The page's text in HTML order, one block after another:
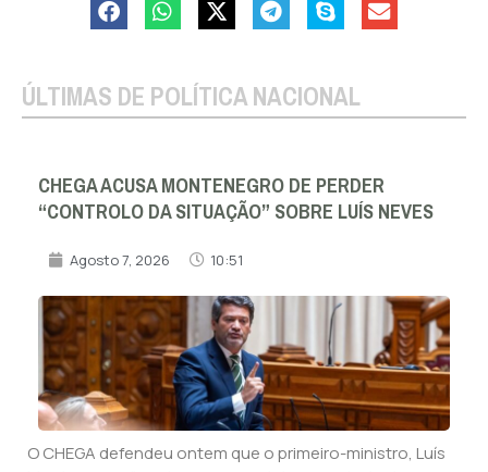
ÚLTIMAS DE POLÍTICA NACIONAL
CHEGA ACUSA MONTENEGRO DE PERDER
“CONTROLO DA SITUAÇÃO” SOBRE LUÍS NEVES
Agosto 7, 2026 10:51
O CHEGA defendeu ontem que o primeiro-ministro, Luís